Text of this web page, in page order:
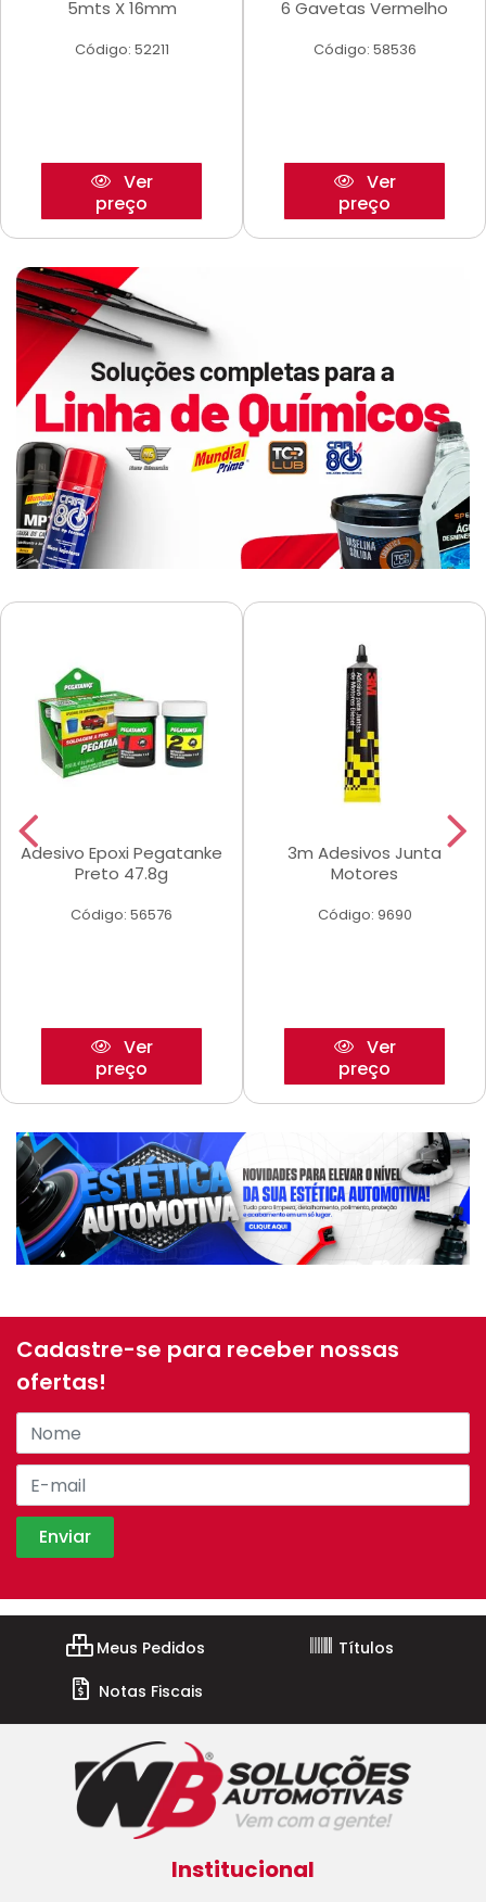
5mts X 16mm
Código: 52211
Ver
preço
6 Gavetas Vermelho
Código: 58536
Ver
preço
Adesivo Epoxi Pegatanke
Preto 47.8g
Código: 56576
Ver
preço
3m Adesivos Junta
Motores
Código: 9690
Ver
preço
Cadastre-se para receber nossas
ofertas!
Meus Pedidos
Títulos
Notas Fiscais
Institucional